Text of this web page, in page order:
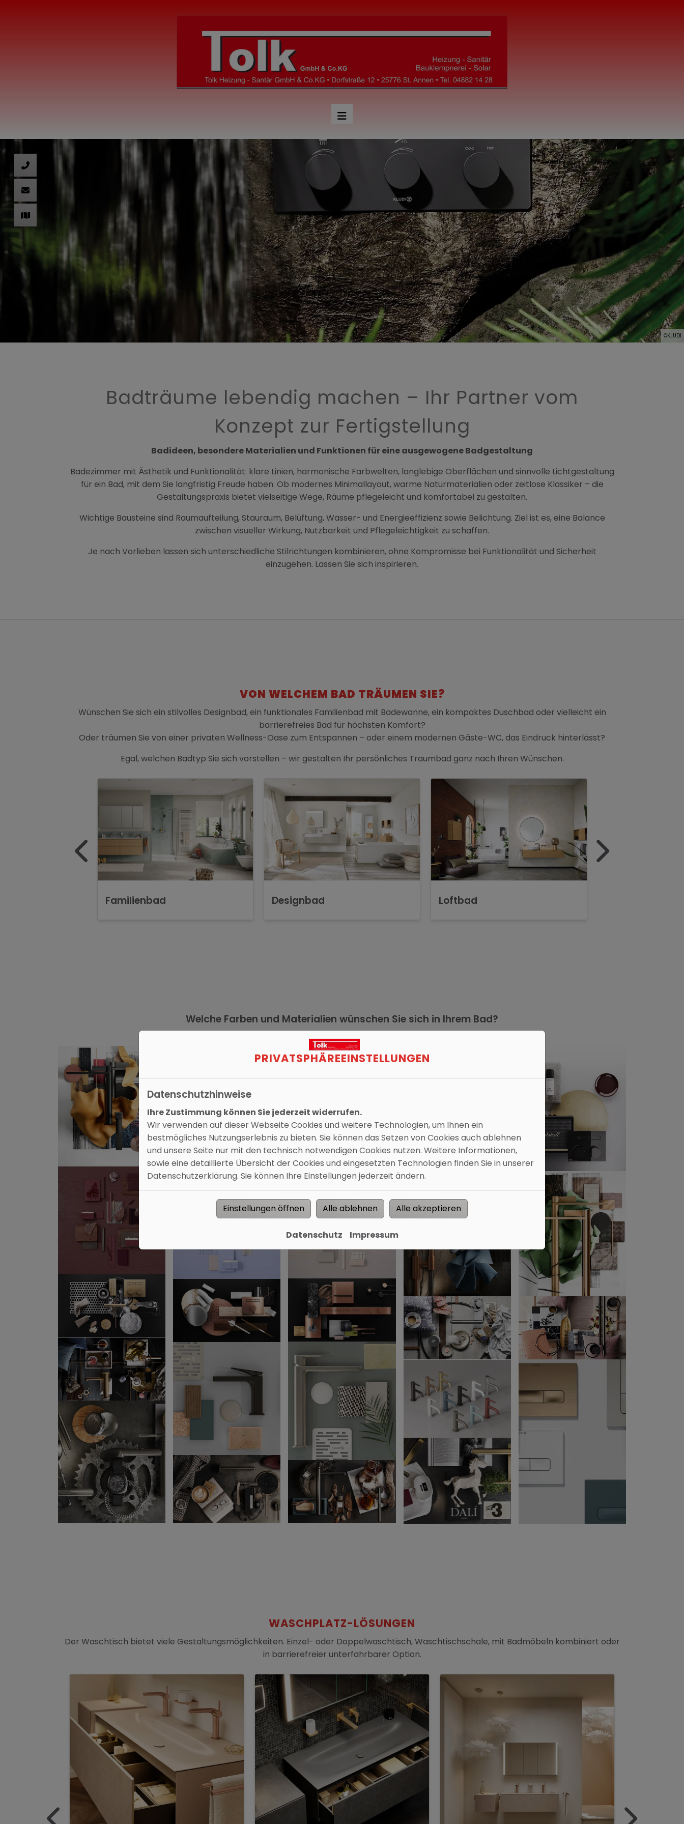
©KLUDI
Badträume lebendig machen – Ihr Partner vom
Konzept zur Fertigstellung
Badideen, besondere Materialien und Funktionen für eine ausgewogene Badgestaltung
Badezimmer mit Ästhetik und Funktionalität: klare Linien, harmonische Farbwelten, langlebige Oberflächen und sinnvolle Lichtgestaltung
für ein Bad, mit dem Sie langfristig Freude haben. Ob modernes Minimallayout, warme Naturmaterialien oder zeitlose Klassiker – die
Gestaltungspraxis bietet vielseitige Wege, Räume pflegeleicht und komfortabel zu gestalten.
Wichtige Bausteine sind Raumaufteilung, Stauraum, Belüftung, Wasser- und Energieeffizienz sowie Belichtung. Ziel ist es, eine Balance
zwischen visueller Wirkung, Nutzbarkeit und Pflegeleichtigkeit zu schaffen.
Je nach Vorlieben lassen sich unterschiedliche Stilrichtungen kombinieren, ohne Kompromisse bei Funktionalität und Sicherheit
einzugehen. Lassen Sie sich inspirieren.
VON WELCHEM BAD TRÄUMEN SIE?
Wünschen Sie sich ein stilvolles Designbad, ein funktionales Familienbad mit Badewanne, ein kompaktes Duschbad oder vielleicht ein
barrierefreies Bad für höchsten Komfort?
Oder träumen Sie von einer privaten Wellness-Oase zum Entspannen – oder einem modernen Gäste-WC, das Eindruck hinterlässt?
Egal, welchen Badtyp Sie sich vorstellen – wir gestalten Ihr persönliches Traumbad ganz nach Ihren Wünschen.
Familienbad Designbad Loftbad
Welche Farben und Materialien wünschen Sie sich in Ihrem Bad?
WASCHPLATZ-LÖSUNGEN
Der Waschtisch bietet viele Gestaltungsmöglichkeiten. Einzel- oder Doppelwaschtisch, Waschtischschale, mit Badmöbeln kombiniert oder
in barrierefreier unterfahrbarer Option.
PRIVATSPHÄRE­EINSTELLUNGEN
Datenschutzhinweise
Ihre Zustimmung können Sie jederzeit widerrufen.
Wir verwenden auf dieser Webseite Cookies und weitere Technologien, um Ihnen ein
bestmögliches Nutzungserlebnis zu bieten. Sie können das Setzen von Cookies auch ablehnen
und unsere Seite nur mit den technisch notwendigen Cookies nutzen. Weitere Informationen,
sowie eine detaillierte Übersicht der Cookies und eingesetzten Technologien finden Sie in unserer
Datenschutzerklärung. Sie können Ihre Einstellungen jederzeit ändern.
Einstellungen öffnen Alle ablehnen Alle akzeptieren
Datenschutz Impressum